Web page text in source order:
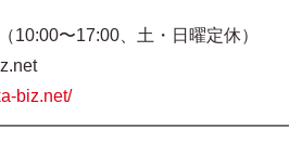
10:00〜17:00、土・日曜定休）
biz.net/